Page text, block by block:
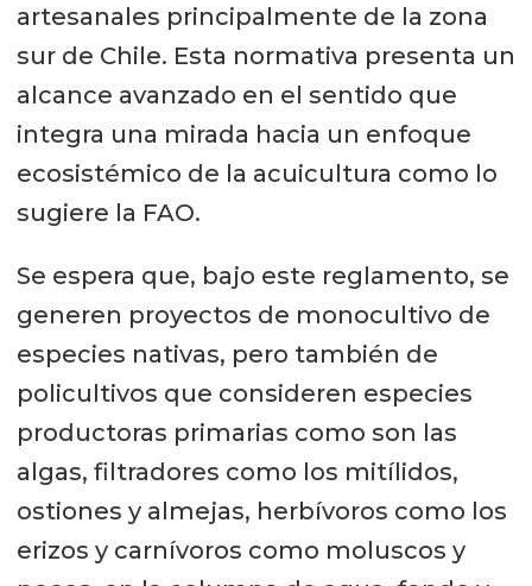
artesanales principalmente de la zona
sur de Chile. Esta normativa presenta un
alcance avanzado en el sentido que
integra una mirada hacia un enfoque
ecosistémico de la acuicultura como lo
sugiere la FAO.
Se espera que, bajo este reglamento, se
generen proyectos de monocultivo de
especies nativas, pero también de
policultivos que consideren especies
productoras primarias como son las
algas, filtradores como los mitílidos,
ostiones y almejas, herbívoros como los
erizos y carnívoros como moluscos y